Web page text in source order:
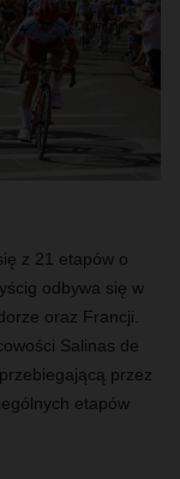
z 21 etapów o
odbywa się w
oraz Francji.
Salinas de
przez
etapów